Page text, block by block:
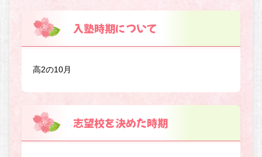
入塾時期について
高2の10月
志望校を決めた時期